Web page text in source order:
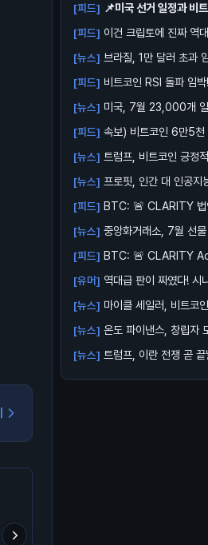
[피드] 📌미국 선거 일정과 비
사이의 상...
[피드] 이건 크립토에 진짜 역
[뉴스] 브라질, 1만 달러 초과
지연 ...
[피드] 비트코인 RSI 돌파 임박
[뉴스] 미국, 7월 23,000개 일
[피드] 속보) 비트코인 6만5천
[뉴스] 트럼프, 비트코인 긍정
[뉴스] 프로핏, 인간 대 인공지
[피드] BTC: 🚨 CLARITY 법
[뉴스] 중앙화거래소, 7월 선
[피드] BTC: 🚨 CLARITY
[유머] 역대급 판이 짜였다! 시
비트...
[뉴스] 마이클 세일러, 비트코
[뉴스] 온도 파이낸스, 창립자
소송...
[뉴스] 트럼프, 이란 전쟁 곧